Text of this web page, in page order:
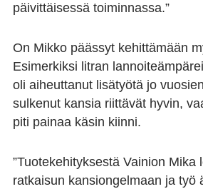
päivittäisessä toiminnassa.”
On Mikko päässyt kehittämään
Esimerkiksi litran
oli aiheuttanut lisätyötä jo
sulkenut kansia riittävät hyvin,
piti painaa käsin kiinni.
”Tuotekehityksestä Vainion Mika
ratkaisun kansiongelmaan ja työ